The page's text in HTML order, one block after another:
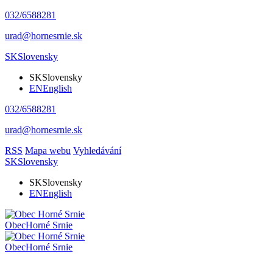
032/6588281
urad@hornesrnie.sk
SKSlovensky
SKSlovensky
ENEnglish
032/6588281
urad@hornesrnie.sk
RSS Mapa webu Vyhledávání
SKSlovensky
SKSlovensky
ENEnglish
ObecHorné Srnie
ObecHorné Srnie